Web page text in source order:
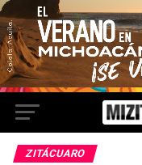
ZITÁCUARO